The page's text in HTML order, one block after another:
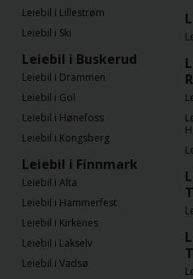
Leiebil i Lillestrøm
Leiebil i Ski
Leiebil i Buskerud
Leiebil i Drammen
Leiebil i Gol
Leiebil i Hønefoss
Leiebil i Kongsberg
Leiebil i Finnmark
Leiebil i Alta
Leiebil i Hammerfest
Leiebil i Kirkenes
Leiebil i Lakselv
Leiebil i Vadsø